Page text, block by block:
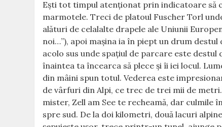
Eşti tot timpul atenţionat prin indicatoare să
marmotele. Treci de platoul Fuscher Torl
alături de celalalte drapele ale Uniunii
noi…”), apoi maşina ia în piept un drum
acolo sus unde spaţiul de parcare este
înaintea ta încearca să plece şi îi iei locul.
din mâini spun totul. Vederea este
de vârfuri din Alpi, ce trec de trei mii de
mister, Zell am See te recheamă, dar culmile
spre sud. De la doi kilometri, două lacuri